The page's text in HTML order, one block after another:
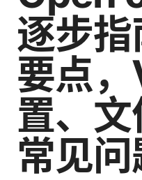
逐步
要点
置、
常见